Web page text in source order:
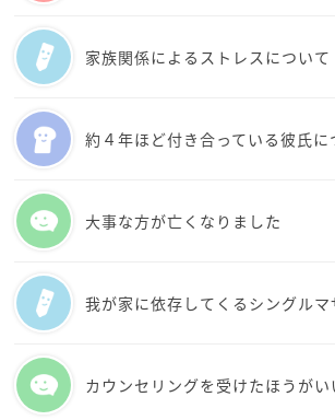
まず大切にしてほしいのは、「今の環
自分に戻ろうとしないこと」です。
せん。
ること」だけを正解にしなくていいと
・異動できる可能性はあるか
・働く場所を変えた時、自分は少し呼
か
・彼との結婚は“逃げ”ではなく安心に
・本来やりたかった仕事に近づける道
こうした視点を、一つずつ整理してみ
家族関係によるストレスについて
約４年ほど付き合っている彼氏に
大事な方が亡くなりました
我が家に依存してくるシングルマ
カウンセリングを受けたほうがい